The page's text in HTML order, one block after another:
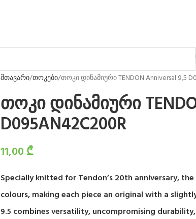
მთავარი თოკები თოკი დინამიური TENDON Anniversal 9,5
თოკი დინამიური
D095AN42C200R
11,00 ₾
Specially knitted for Tendon’s 20th anniversary,
colours, making each piece an original with a
9.5 combines versatility, uncompromising